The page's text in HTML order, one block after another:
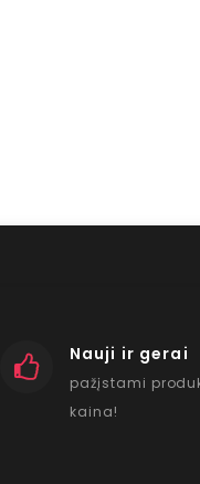
Nauji ir gerai
pažįstami
kaina!